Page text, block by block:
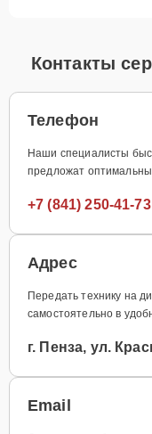
Контакты
Телефон
Наши специалисты
предложат
+7 (841) 250-41-73
Адрес
Передать технику на
самостоятельно в
г. Пенза, ул.
Email